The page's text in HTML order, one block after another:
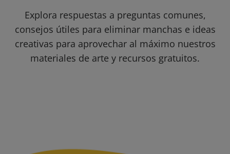
Explora respuestas a preguntas comunes,
consejos útiles para eliminar manchas e ideas
creativas para aprovechar al máximo nuestros
materiales de arte y recursos gratuitos.